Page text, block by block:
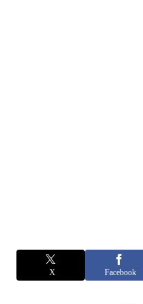
X Facebook